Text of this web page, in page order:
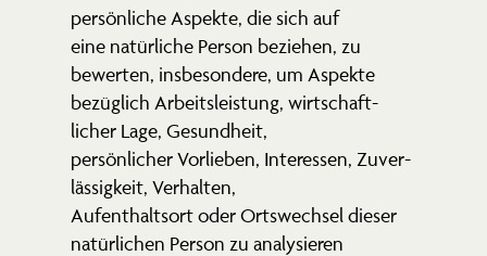
persön­liche Aspekte, die sich auf
eine natür­liche Person beziehen, zu
bewerten, insbe­sondere, um Aspekte
bezüglich Arbeits­leistung, wirtschaft­
licher Lage, Gesundheit,
persön­licher Vorlieben, Inter­essen, Zuver­
läs­sigkeit, Verhalten,
Aufent­haltsort oder Ortswechsel dieser
natür­lichen Person zu analy­sieren